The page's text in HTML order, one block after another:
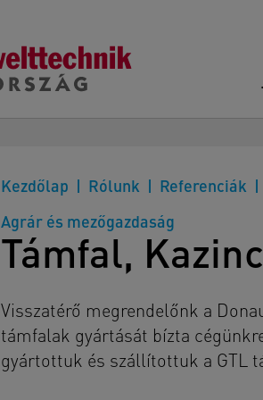
Kezdőlap Rólunk
Referenciák
Agrár és mezőgazdaság
Támfal,
Visszatérő megrendelőnk a
támfalak gyártását bízta
gyártottuk és szállítottuk a GTL